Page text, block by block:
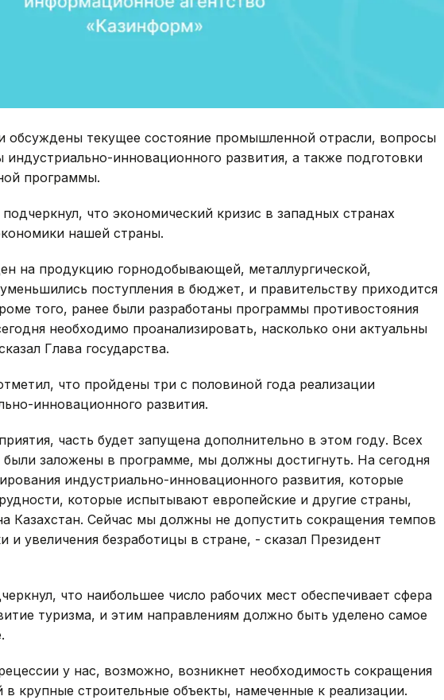
обсуждены текущее состояние промышленной отрасли, вопросы
инновационного развития, а также подготовки
программы.
что экономический кризис в западных странах
нашей страны.
на продукцию горнодобывающей, металлургической,
поступления в бюджет, и правительству приходится
того, ранее были разработаны программы противостояния
необходимо проанализировать, насколько они актуальны
Глава государства.
что пройдены три с половиной года реализации
инновационного развития.
часть будет запущена дополнительно в этом году. Всех
заложены в программе, мы должны достигнуть. На сегодня
индустриально-инновационного развития, которые
которые испытывают европейские и другие страны,
Казахстан. Сейчас мы должны не допустить сокращения темпов
и увеличения безработицы в стране, - сказал Президент
что наибольшее число рабочих мест обеспечивает сфера
туризма, и этим направлениям должно быть уделено самое
у нас, возможно, возникнет необходимость сокращения
в крупные строительные объекты, намеченные к реализации.